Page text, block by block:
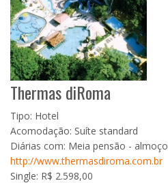
Thermas diRoma
Tipo: Hotel
Acomodação: Suíte standard
Diárias com: Meia pensão - almoço
http://www.thermasdiroma.com.br
Single: R$ 2.598,00